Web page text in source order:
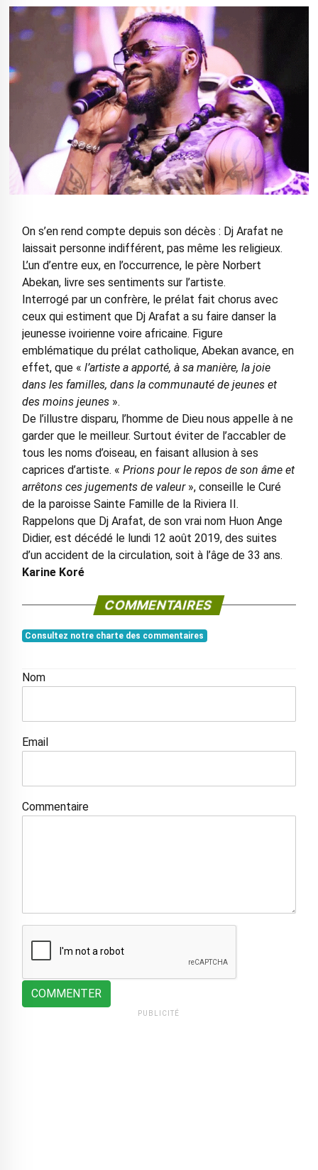
On s’en rend compte depuis son décès : Dj Arafat ne
laissait personne indifférent, pas même les religieux.
L’un d’entre eux, en l’occurrence, le père Norbert
Abekan, livre ses sentiments sur l’artiste.
Interrogé par un confrère, le prélat fait chorus avec
ceux qui estiment que Dj Arafat a su faire danser la
jeunesse ivoirienne voire africaine. Figure
emblématique du prélat catholique, Abekan avance, en
effet, que « l’artiste a apporté, à sa manière, la joie
dans les familles, dans la communauté de jeunes et
des moins jeunes».
De l’illustre disparu, l’homme de Dieu nous appelle à ne
garder que le meilleur. Surtout éviter de l’accabler de
tous les noms d’oiseau, en faisant allusion à ses
caprices d’artiste. « Prions pour le repos de son âme et
arrêtons ces jugements de valeur », conseille le Curé
de la paroisse Sainte Famille de la Riviera II.
Rappelons que Dj Arafat, de son vrai nom Huon Ange
Didier, est décédé le lundi 12 août 2019, des suites
d’un accident de la circulation, soit à l’âge de 33 ans.
Karine Koré
COMMENTAIRES
Consultez notre charte des commentaires
Nom
Email
Commentaire
COMMENTER
PUBLICITÉ